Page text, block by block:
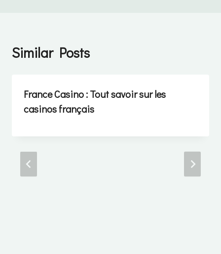
Similar Posts
France Casino : Tout savoir sur les
casinos français